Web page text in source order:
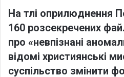
На тлі оприлюднення
160 розсекречених
про «невпізнані
відомі християнські
суспільство змінити